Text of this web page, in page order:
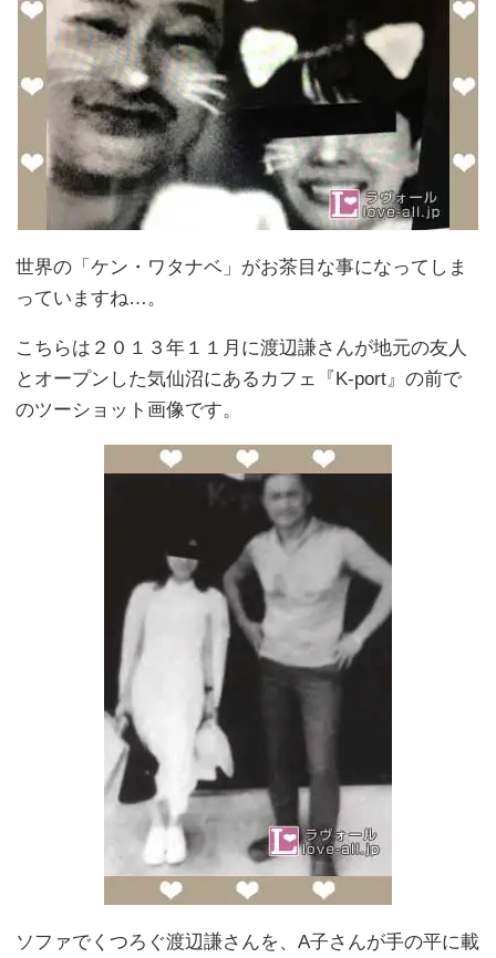
世界の「ケン・ワタナベ」がお茶目な事になってしま
っていますね…。
こちらは２０１３年１１月に渡辺謙さんが地元の友人
とオープンした気仙沼にあるカフェ『K-port』の前で
のツーショット画像です。
ソファでくつろぐ渡辺謙さんを、A子さんが手の平に載